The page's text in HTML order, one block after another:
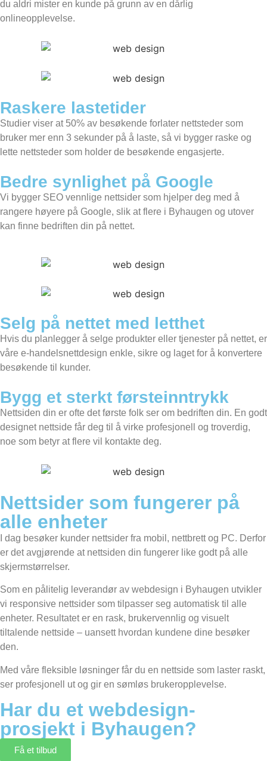
du aldri mister en kunde på grunn av en dårlig
onlineopplevelse.
Raskere lastetider
Studier viser at 50% av besøkende forlater nettsteder som
bruker mer enn 3 sekunder på å laste, så vi bygger raske og
lette nettsteder som holder de besøkende engasjerte.
Bedre synlighet på Google
Vi bygger SEO vennlige nettsider som hjelper deg med å
rangere høyere på Google, slik at flere i Byhaugen og utover
kan finne bedriften din på nettet.
Selg på nettet med letthet
Hvis du planlegger å selge produkter eller tjenester på nettet, er
våre e-handelsnettdesign enkle, sikre og laget for å konvertere
besøkende til kunder.
Bygg et sterkt førsteinntrykk
Nettsiden din er ofte det første folk ser om bedriften din. En godt
designet nettside får deg til å virke profesjonell og troverdig,
noe som betyr at flere vil kontakte deg.
Nettsider som fungerer på
alle enheter
I dag besøker kunder nettsider fra mobil, nettbrett og PC. Derfor
er det avgjørende at nettsiden din fungerer like godt på alle
skjermstørrelser.
Som en pålitelig leverandør av webdesign i Byhaugen utvikler
vi responsive nettsider som tilpasser seg automatisk til alle
enheter. Resultatet er en rask, brukervennlig og visuelt
tiltalende nettside – uansett hvordan kundene dine besøker
den.
Med våre fleksible løsninger får du en nettside som laster raskt,
ser profesjonell ut og gir en sømløs brukeropplevelse.
Har du et webdesign-
prosjekt i Byhaugen?
Få et tilbud